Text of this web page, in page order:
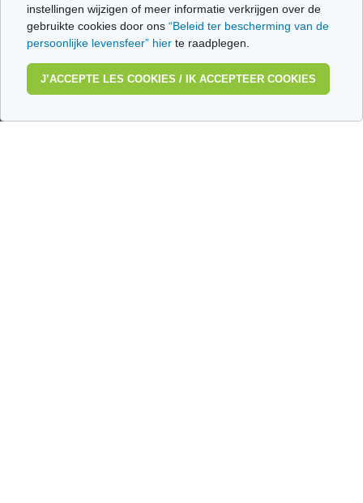
instellingen wijzigen of meer informatie verkrijgen over de
gebruikte cookies door ons “Beleid ter bescherming van de
persoonlijke levensfeer” hier te raadplegen.
J’ACCEPTE LES COOKIES / IK ACCEPTEER COOKIES
Het naleven van de
behandeling voor
aids
Leven met hiv